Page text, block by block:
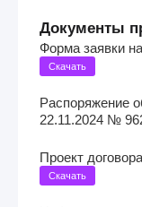
Документы
Форма заявки
Скачать
Распоряжение
22.11.2024 №
Проект
Скачать